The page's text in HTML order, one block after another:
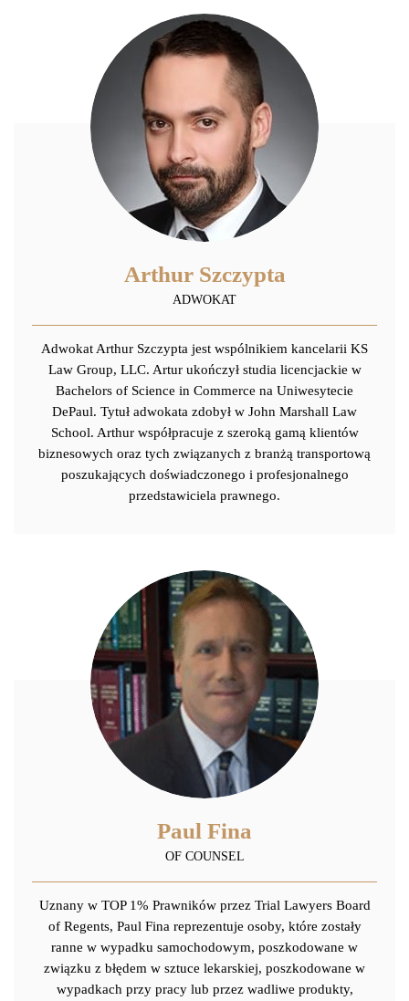
Arthur Szczypta
ADWOKAT
Adwokat Arthur Szczypta jest wspólnikiem kancelarii KS
Law Group, LLC. Artur ukończył studia licencjackie w
Bachelors of Science in Commerce na Uniwesytecie
DePaul. Tytuł adwokata zdobył w John Marshall Law
School. Arthur współpracuje z szeroką gamą klientów
biznesowych oraz tych związanych z branżą transportową
poszukających doświadczonego i profesjonalnego
przedstawiciela prawnego.
Paul Fina
OF COUNSEL
Uznany w TOP 1% Prawników przez Trial Lawyers Board
of Regents, Paul Fina reprezentuje osoby, które zostały
ranne w wypadku samochodowym, poszkodowane w
związku z błędem w sztuce lekarskiej, poszkodowane w
wypadkach przy pracy lub przez wadliwe produkty,